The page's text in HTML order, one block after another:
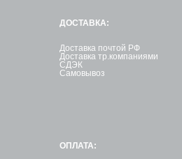
ДОСТАВКА:
Доставка почтой РФ
Доставка тр.компаниями
СДЭК
Самовывоз
ОПЛАТА: